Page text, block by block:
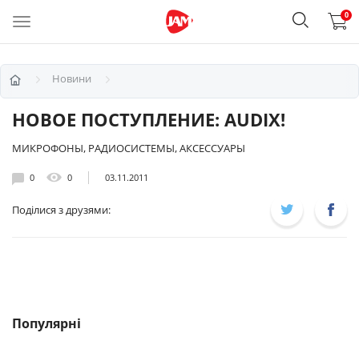
0
Новини
НОВОЕ ПОСТУПЛЕНИЕ: AUDIX!
МИКРОФОНЫ, РАДИОСИСТЕМЫ, АКСЕССУАРЫ
0 0 03.11.2011
Поділися з друзями:
Популярні